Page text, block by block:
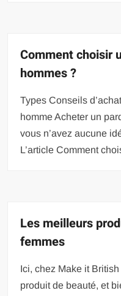
Comment choisir
hommes ?
Types Conseils
homme Acheter un
vous n’avez aucune
L’article Comment
Les meilleurs
femmes
Ici, chez Make it
produit de beauté, et